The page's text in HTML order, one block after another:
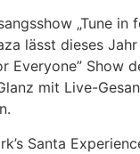
„Tune in
lässt dieses
Everyone” Show
mit Live-
Santa